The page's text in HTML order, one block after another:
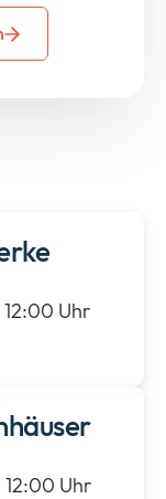
12:00 Uhr
12:00 Uhr